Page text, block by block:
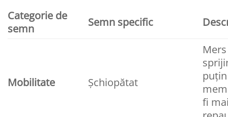
Categorie de
semn
Semn specific
Mobilitate Șchiopătat
fi